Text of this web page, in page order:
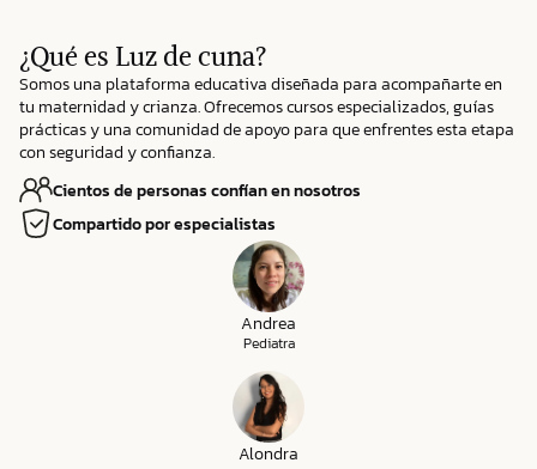
¿Qué es Luz de cuna?
Somos una plataforma educativa diseñada para acompañarte en
tu maternidad y crianza. Ofrecemos cursos especializados, guías
prácticas y una comunidad de apoyo para que enfrentes esta etapa
con seguridad y confianza.
Cientos de personas confían en nosotros
Compartido por especialistas
Andrea
Pediatra
Alondra